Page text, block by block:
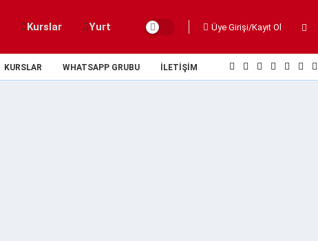
Kurslar Yurt Üye Girişi/Kayıt Ol
KURSLAR WHATSAPP GRUBU İLETIŞIM